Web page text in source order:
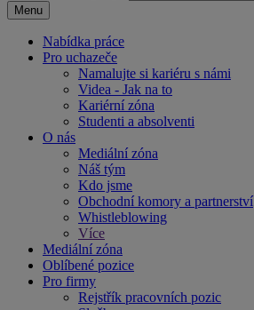
Menu
Nabídka práce
Pro uchazeče
Namalujte si kariéru s námi
Videa - Jak na to
Kariérní zóna
Studenti a absolventi
O nás
Mediální zóna
Náš tým
Kdo jsme
Obchodní komory a partnerství
Whistleblowing
Více
Mediální zóna
Oblíbené pozice
Pro firmy
Rejstřík pracovních pozic